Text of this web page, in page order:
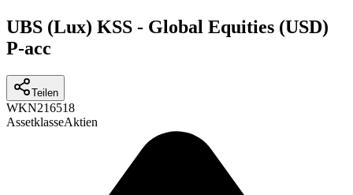
UBS (Lux) KSS - Global Equities (USD)
P-acc
Teilen
WKN216518
AssetklasseAktien